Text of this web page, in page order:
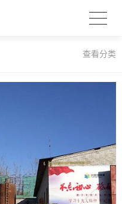
查看分类